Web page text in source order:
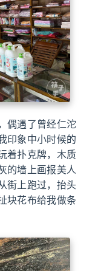
偶遇了曾经仁沱
印象中小时候的
着扑克牌，木质
的墙上画报美人
街上跑过，抬头
块花布给我做条